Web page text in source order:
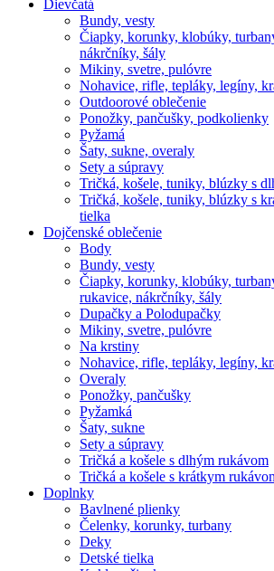
Dievčatá
Bundy, vesty
Čiapky, korunky, klobúky,
nákrčníky, šály
Mikiny, svetre, pulóvre
Nohavice, rifle, tepláky, legíny,
Outdoorové oblečenie
Ponožky, pančušky, podkolienky
Pyžamá
Šaty, sukne, overaly
Sety a súpravy
Tričká, košele, tuniky, blúzky s
Tričká, košele, tuniky, blúzky s
tielka
Dojčenské oblečenie
Body
Bundy, vesty
Čiapky, korunky, klobúky,
rukavice, nákrčníky, šály
Dupačky a Polodupačky
Mikiny, svetre, pulóvre
Na krstiny
Nohavice, rifle, tepláky, legíny,
Overaly
Ponožky, pančušky
Pyžamká
Šaty, sukne
Sety a súpravy
Tričká a košele s dlhým rukávom
Tričká a košele s krátkym
Doplnky
Bavlnené plienky
Čelenky, korunky, turbany
Deky
Detské tielka